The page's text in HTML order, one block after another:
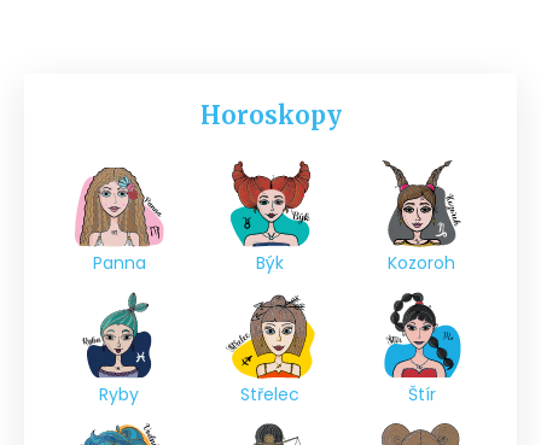
Horoskopy
Panna Býk Kozoroh
Ryby Střelec Štír